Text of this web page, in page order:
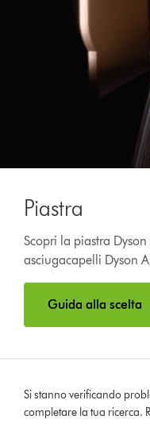
Piastra
Scopri la piastra
asciugacapelli Dyson
Guida alla scelta
Si stanno verificando
completare la tua ricerca.